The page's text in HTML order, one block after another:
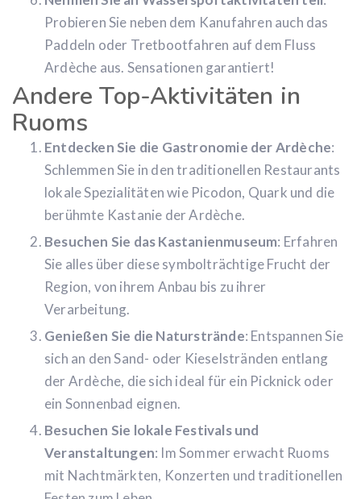
Probieren Sie neben dem Kanufahren auch das
Paddeln oder Tretbootfahren auf dem Fluss
Ardèche aus. Sensationen garantiert!
Andere Top-Aktivitäten in
Ruoms
Entdecken Sie die Gastronomie der Ardèche:
Schlemmen Sie in den traditionellen Restaurants
lokale Spezialitäten wie Picodon, Quark und die
berühmte Kastanie der Ardèche.
Besuchen Sie das Kastanienmuseum: Erfahren
Sie alles über diese symbolträchtige Frucht der
Region, von ihrem Anbau bis zu ihrer
Verarbeitung.
Genießen Sie die Naturstrände: Entspannen Sie
sich an den Sand- oder Kieselstränden entlang
der Ardèche, die sich ideal für ein Picknick oder
ein Sonnenbad eignen.
Besuchen Sie lokale Festivals und
Veranstaltungen: Im Sommer erwacht Ruoms
mit Nachtmärkten, Konzerten und traditionellen